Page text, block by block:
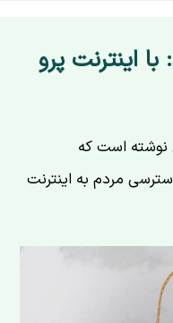
اینترنت پرو
نوشته است که
مردم به اینترنت